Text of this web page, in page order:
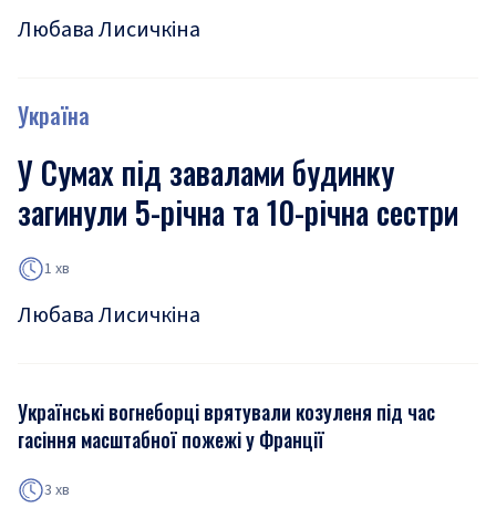
Любава Лисичкіна
Україна
У Сумах під завалами будинку
загинули 5-річна та 10-річна сестри
1 хв
Любава Лисичкіна
Українські вогнеборці врятували козуленя під час
гасіння масштабної пожежі у Франції
3 хв